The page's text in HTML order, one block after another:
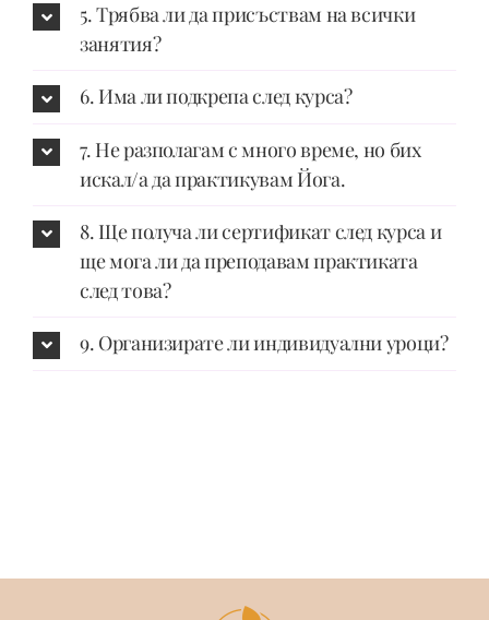
5. Трябва ли да присъствам на всички
занятия?
6. Има ли подкрепа след курса?
7. Не разполагам с много време, но бих
искал/а да практикувам Йога.
8. Ще получа ли сертификат след курса и
ще мога ли да преподавам практиката
след това?
9. Организирате ли индивидуални уроци?